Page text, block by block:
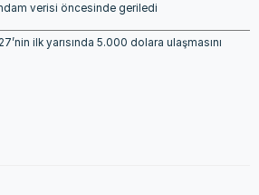
verisi öncesinde geriledi
ilk yarısında 5.000 dolara ulaşmasını